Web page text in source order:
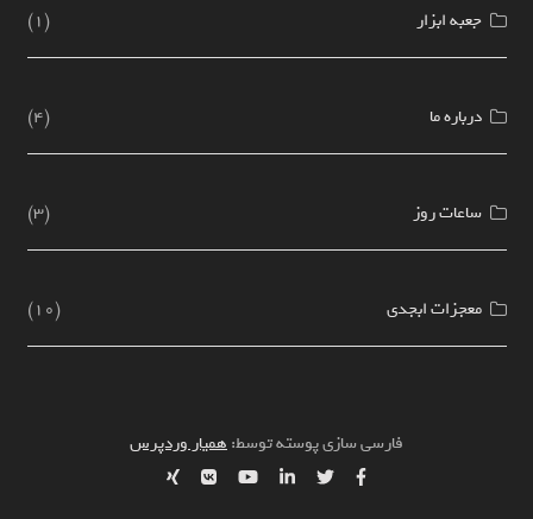
جعبه ابزار (1)
درباره ما (4)
ساعات روز (3)
معجزات ابجدی (10)
فارسی سازی پوسته توسط:همیار وردپرس